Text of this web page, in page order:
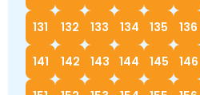
131 132 133 134 135 136
141 142 143 144 145 146